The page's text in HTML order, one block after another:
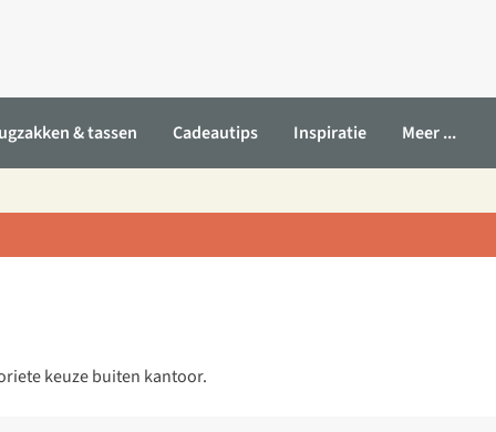
& tassen Cadeautips Inspiratie Meer ...
keuze buiten kantoor.